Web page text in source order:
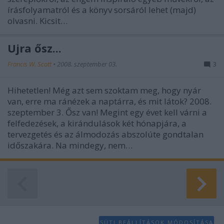
írásfolyamatról és a könyv sorsáról lehet (majd)
olvasni. Kicsit…
Újra ősz...
Francis W. Scott • 2008. szeptember 03. 3
Hihetetlen! Még azt sem szoktam meg, hogy nyár
van, erre ma ránézek a naptárra, és mit látok? 2008.
szeptember 3. Ősz van! Megint egy évet kell várni a
felfedezések, a kirándulások két hónapjára, a
tervezgetés és az álmodozás abszolúte gondtalan
időszakára. Na mindegy, nem…
SÜTI BEÁLLÍTÁSOK MÓDOSÍTÁSA